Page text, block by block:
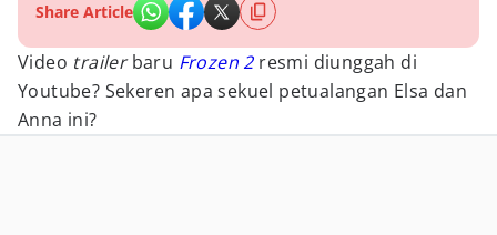
Share Article
Video trailerbaru Frozen 2resmi diunggah di
Youtube? Sekeren apa sekuel petualangan Elsa dan
Anna ini?